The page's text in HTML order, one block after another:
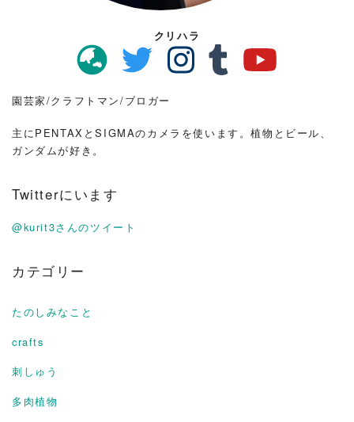
クリハラ
園芸家/クラフトマン/ブロガー
主にPENTAXとSIGMAのカメラを使います。植物とビール、
ガンダムが好き。
Twitterにいます
@kurit3さんのツイート
カテゴリー
たのしみなこと
crafts
刺しゅう
多肉植物